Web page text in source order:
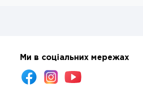
Ми в соціальних мережах